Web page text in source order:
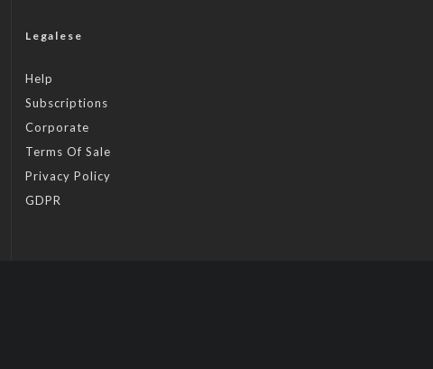
Legalese
Help
Subscriptions
Corporate
Terms Of Sale
Privacy Policy
GDPR